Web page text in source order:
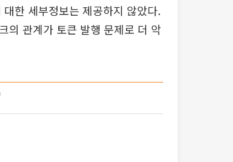
한 세부정보는 제공하지 않았다.
의 관계가 토큰 발행 문제로 더 악